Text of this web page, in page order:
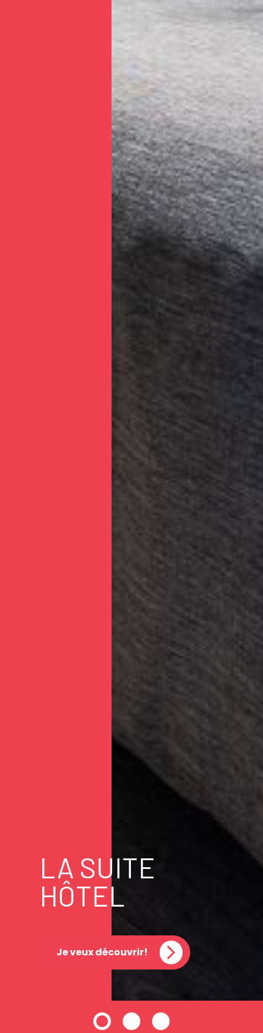
LA SUITE
HÔTEL
Je veux découvrir!